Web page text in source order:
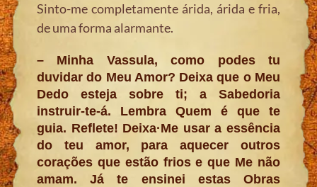
Sinto-me completamente árida, árida e fria,
de uma forma alarmante.
– Minha Vassula, como podes tu
duvidar do Meu Amor? Deixa que o Meu
Dedo esteja sobre ti; a Sabedoria
instruir-te-á. Lembra Quem é que te
guia. Reflete! Deixa·Me usar a essência
do teu amor, para aquecer outros
corações que estão frios e que Me não
amam. Já te ensinei estas Obras